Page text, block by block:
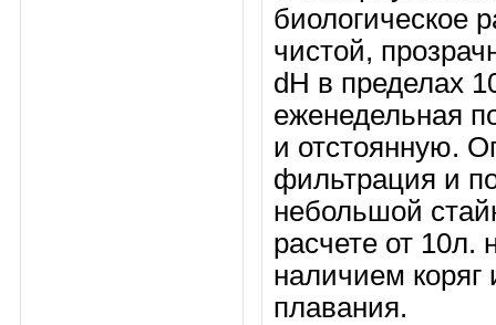
биологическое
чистой,
dH в пределах
еженедельная
и отстоянную.
фильтрация и
небольшой
расчете от 10л.
наличием
плавания.